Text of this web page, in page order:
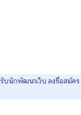
บนักพัฒนาเว็บ ลงชื่อสมัคร